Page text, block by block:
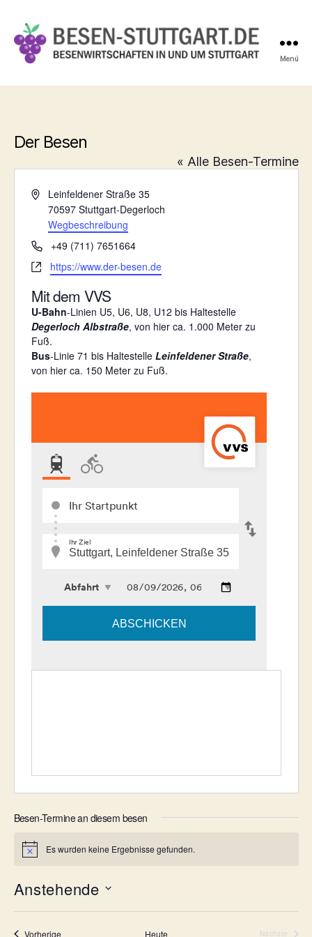
Stuttgart.de
Menü
Der Besen
« Alle Besen-Termine
A
e
s
s
Leinfeldener Straße 35
70597 Stuttgart-Degerloch
Wegbeschreibung
T
e
l
e
f
o
n
+49 (711) 7651664
W
b
s
e
i
t
e
https://www.der-besen.de
Mit dem VVS
U-Bahn-Linien U5, U6, U8, U12 bis Haltestelle
Degerloch Albstraße, von hier ca. 1.000 Meter zu
Fuß.
Bus-Linie 71 bis Haltestelle Leinfeldener Straße,
von hier ca. 150 Meter zu Fuß.
Besen-Termine an diesem besen
H
w
e
i
Es wurden keine Ergebnisse gefunden.
Anstehende
t
VorherigeBesen-Termine Heute Nächste